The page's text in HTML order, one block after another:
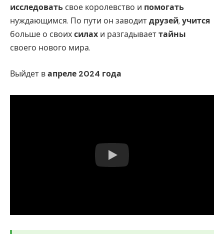
исследовать свое королевство и помогать
нуждающимся. По пути он заводитдрузей,учится
больше о своихсилах и разгадываеттайны
своего нового мира.
Выйдет вапреле 2024 года